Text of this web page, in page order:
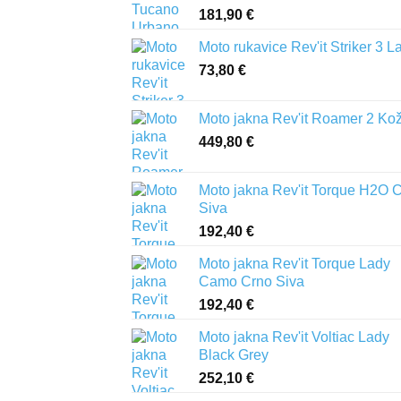
181,90 €
Moto rukavice Rev'it Striker 3
73,80 €
Moto jakna Rev'it Roamer 2
449,80 €
Moto jakna Rev'it Torque H2O
Siva
192,40 €
Moto jakna Rev'it Torque Lady
Camo Crno Siva
192,40 €
Moto jakna Rev'it Voltiac Lady
Black Grey
252,10 €